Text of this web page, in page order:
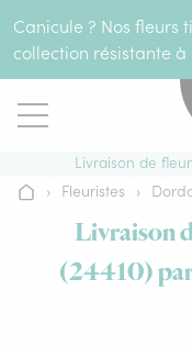
Canicule ? Nos fleurs
collection résistante
Livraison de
Accueil
› Fleuristes ›
Livraison
(24410) par